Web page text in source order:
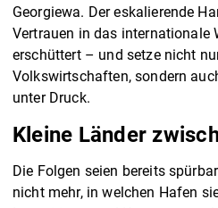
Georgiewa. Der eskalierende
Vertrauen in das internationale
erschüttert – und setze nicht
Volkswirtschaften, sondern
unter Druck.
Kleine Länder
Die Folgen seien bereits
nicht mehr, in welchen Hafen